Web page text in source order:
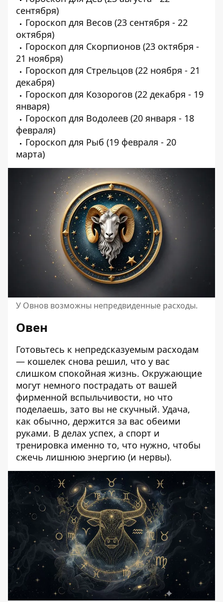
сентября)
Гороскоп для Весов (23 сентября - 22
октября)
Гороскоп для Скорпионов (23 октября -
21 ноября)
Гороскоп для Стрельцов (22 ноября - 21
декабря)
Гороскоп для Козорогов (22 декабря - 19
января)
Гороскоп для Водолеев (20 января - 18
февраля)
Гороскоп для Рыб (19 февраля - 20
марта)
У Овнов возможны непредвиденные расходы.
Овен
Готовьтесь к непредсказуемым расходам
— кошелек снова решил, что у вас
слишком спокойная жизнь. Окружающие
могут немного пострадать от вашей
фирменной вспыльчивости, но что
поделаешь, зато вы не скучный. Удача,
как обычно, держится за вас обеими
руками. В делах успех, а спорт и
тренировка именно то, что нужно, чтобы
сжечь лишнюю энергию (и нервы).